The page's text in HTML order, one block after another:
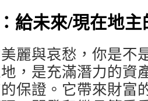
給未來/現在地
麗與哀愁，你是不
，是充滿潛力的資
保證。它帶來財富